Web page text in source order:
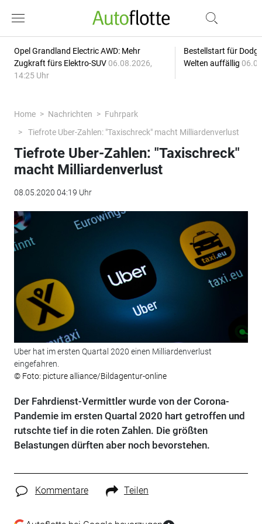
Opel Grandland Electric AWD: Mehr
Zugkraft fürs Elektro-SUV 06.08.2026,
14:25 Uhr
Bestellstart für
Welten auffällig
Home Nachrichten
Fuhrpark
Tiefrote Uber-Zahlen: "Taxischreck" macht Milliardenverlust
Tiefrote Uber-Zahlen: "Taxischreck"
macht Milliardenverlust
08.05.2020 04:19 Uhr
Uber hat im ersten Quartal 2020 einen Milliardenverlust
eingefahren.
© Foto: picture alliance/Bildagentur-online
Der Fahrdienst-Vermittler wurde von der Corona-
Pandemie im ersten Quartal 2020 hart getroffen und
rutschte tief in die roten Zahlen. Die größten
Belastungen dürften aber noch bevorstehen.
Kommentare Teilen